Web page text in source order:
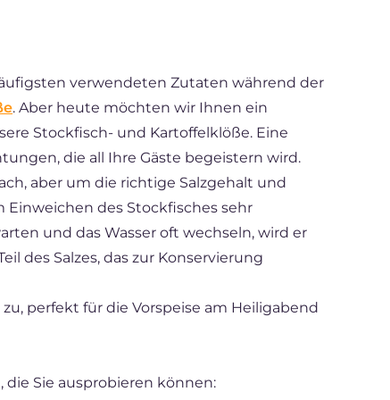
verwendeten Zutaten während der
. Aber heute möchten wir Ihnen ein
Stockfisch- und Kartoffelklöße. Eine
die all Ihre Gäste begeistern wird.
aber um die richtige Salzgehalt und
Einweichen des Stockfisches sehr
und das Wasser oft wechseln, wird er
des Salzes, das zur Konservierung
perfekt für die Vorspeise am Heiligabend
Sie ausprobieren können: